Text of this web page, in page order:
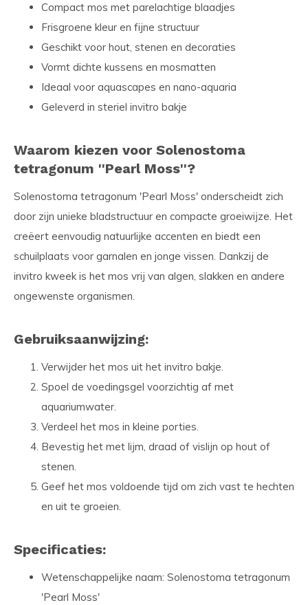
Compact mos met parelachtige blaadjes
Frisgroene kleur en fijne structuur
Geschikt voor hout, stenen en decoraties
Vormt dichte kussens en mosmatten
Ideaal voor aquascapes en nano-aquaria
Geleverd in steriel invitro bakje
Waarom kiezen voor Solenostoma
tetragonum ''Pearl Moss''?
Solenostoma tetragonum 'Pearl Moss' onderscheidt zich
door zijn unieke bladstructuur en compacte groeiwijze. Het
creëert eenvoudig natuurlijke accenten en biedt een
schuilplaats voor garnalen en jonge vissen. Dankzij de
invitro kweek is het mos vrij van algen, slakken en andere
ongewenste organismen.
Gebruiksaanwijzing:
Verwijder het mos uit het invitro bakje.
Spoel de voedingsgel voorzichtig af met
aquariumwater.
Verdeel het mos in kleine porties.
Bevestig het met lijm, draad of vislijn op hout of
stenen.
Geef het mos voldoende tijd om zich vast te hechten
en uit te groeien.
Specificaties:
Wetenschappelijke naam: Solenostoma tetragonum
'Pearl Moss'